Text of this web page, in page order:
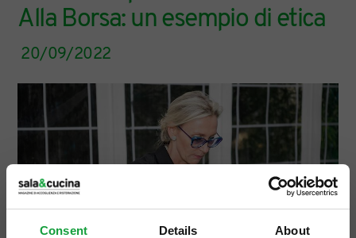
Consent Details About
Alla Borsa: un esempio di etica
20/09/2022